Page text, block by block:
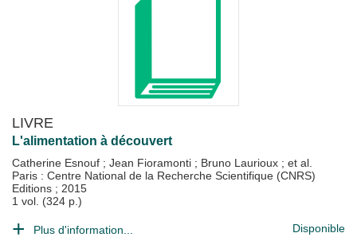
LIVRE
L'alimentation à découvert
Catherine Esnouf ; Jean Fioramonti ; Bruno Laurioux ; et al.
Paris : Centre National de la Recherche Scientifique (CNRS)
Editions ; 2015
1 vol. (324 p.)
Plus d'information... Disponible